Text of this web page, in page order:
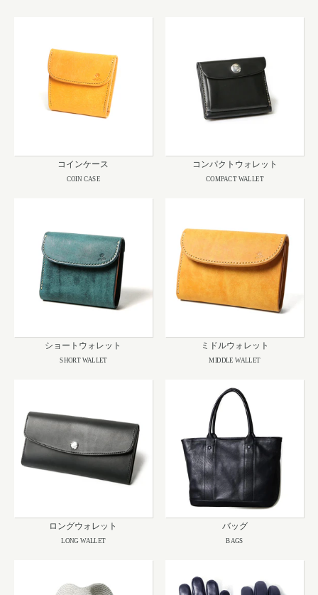
コインケース
COIN CASE
コンパクトウォレット
COMPACT WALLET
ショートウォレット
SHORT WALLET
ミドルウォレット
MIDDLE WALLET
ロングウォレット
LONG WALLET
バッグ
BAGS